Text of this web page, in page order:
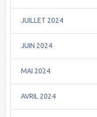
JUILLET 2024
JUIN 2024
MAI 2024
AVRIL 2024